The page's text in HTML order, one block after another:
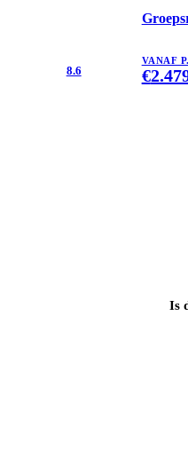
8.6
VANAF
€
Is